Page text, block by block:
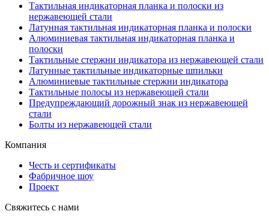
Тактильная индикаторная планка и полоски из
нержавеющей стали
Латунная тактильная индикаторная планка и полоски
Алюминиевая тактильная индикаторная планка и
полоски
Тактильные стержни индикатора из нержавеющей стали
Латунные тактильные индикаторные шпильки
Алюминиевые тактильные стержни индикатора
Тактильные полосы из нержавеющей стали
Предупреждающий дорожный знак из нержавеющей
стали
Болты из нержавеющей стали
Компания
Честь и сертификаты
Фабричное шоу
Проект
Свяжитесь с нами